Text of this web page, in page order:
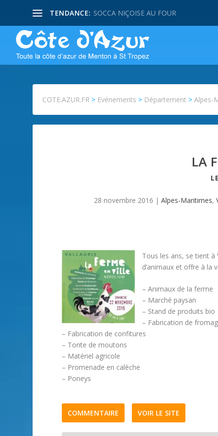
TENDANCE: SOCCA NIÇOISE AU FOUR
COTE.AZUR.FR > Evénements > Département >Alpes-
LA
28 novembre 2016 |Alpes-Maritimes,
Tous les ans, se tient
d’animaux et offre à la
– Animaux de la ferme
– Marché paysan
– Stand de produits bio
– Fabrication de
– Fabrication de confitures
– Tonte de moutons
– Matériel agricole
– Promenade en calèche
– Poneys
COMMENTAIRE VOIR LE SITE